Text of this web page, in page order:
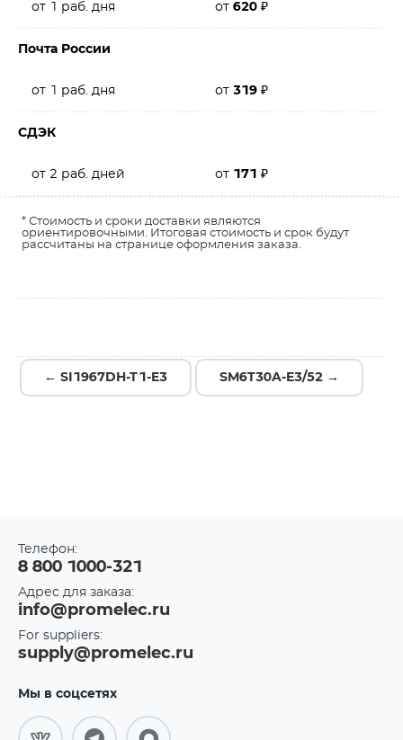
от 1 раб. дня от 620 ₽
Почта России
от 1 раб. дня от 319 ₽
СДЭК
от 2 раб. дней от 171 ₽
* Стоимость и сроки доставки являются
ориентировочными. Итоговая стоимость и срок будут
рассчитаны на странице оформления заказа.
← SI1967DH-T1-E3 SM6T30A-E3/52 →
Телефон:
8 800 1000-321
Адрес для заказа:
info@promelec.ru
For suppliers:
supply@promelec.ru
Мы в соцсетях